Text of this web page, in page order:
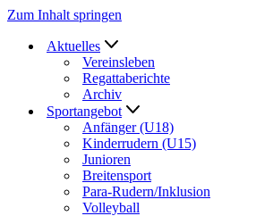
Zum Inhalt springen
Aktuelles
Vereinsleben
Regattaberichte
Archiv
Sportangebot
Anfänger (U18)
Kinderrudern (U15)
Junioren
Breitensport
Para-Rudern/Inklusion
Volleyball